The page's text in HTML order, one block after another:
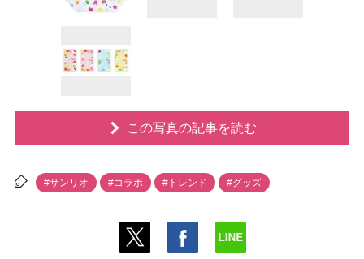
この写真の記事を読む
#サンリオ #コラボ #トレンド #グッズ